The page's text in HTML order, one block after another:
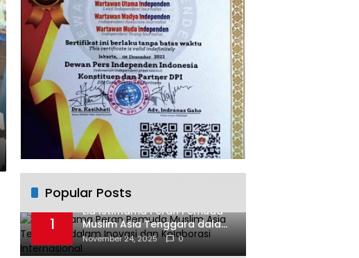
Popular Posts
1
Lia Istifhama Peran Pemuda
Muslim Asia Tenggara dalam
Inovasi dan Kolaborasi
Internasional
November 24, 2025 0